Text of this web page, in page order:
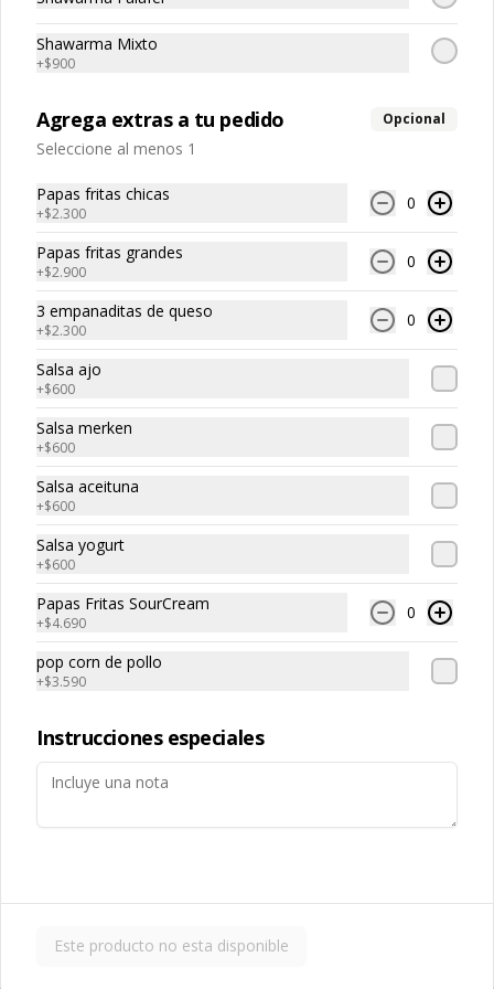
3 Burger a elección + bebida de 1.5 L
Holy Burger, Doble Mac, Bacon Burger,
2 Burgers a elección + 4 empanaditas
Cheese Burger, Chicken Burger
Tres Clasic Burger a elección
Salsas
Salsa Aceituna
Shawarma Mixto
+$900
Agrega extras a tu pedido Opcional
Seleccione al menos 1
Papas fritas chicas
+$2.300
0
Papas fritas grandes
+$2.900
0
3 empanaditas de queso
+$2.300
0
Salsa ajo
+$600
Salsa merken
+$600
Salsa aceituna
+$600
Salsa yogurt
+$600
Papas Fritas SourCream
+$4.690
0
pop corn de pollo
+$3.590
Instrucciones especiales
Este producto no esta disponible